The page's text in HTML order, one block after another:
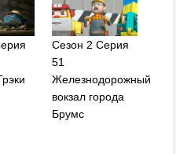
Сезон 2 Серия
51
Железнодорожный
вокзал города
Брумс